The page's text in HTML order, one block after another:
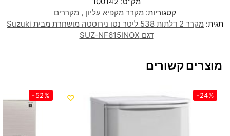
קטגוריות: מקרר מקפיא עליון , מקררים
תגית:
מקרר 2 דלתות 538 ליטר נטו נירוסטה מושחרת מבית Suzuki
דגם SUZ-NF615INOX
מוצרים קשורים
-24%
-52%